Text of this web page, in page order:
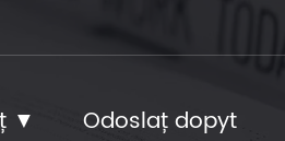
▼ Odoslať dopyt